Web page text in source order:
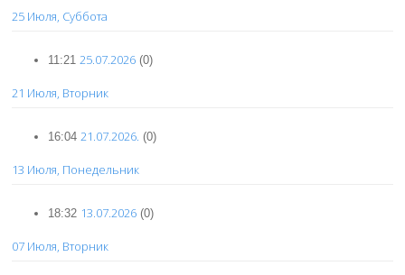
25 Июля, Суббота
11:21 25.07.2026 (0)
21 Июля, Вторник
16:04 21.07.2026. (0)
13 Июля, Понедельник
18:32 13.07.2026 (0)
07 Июля, Вторник